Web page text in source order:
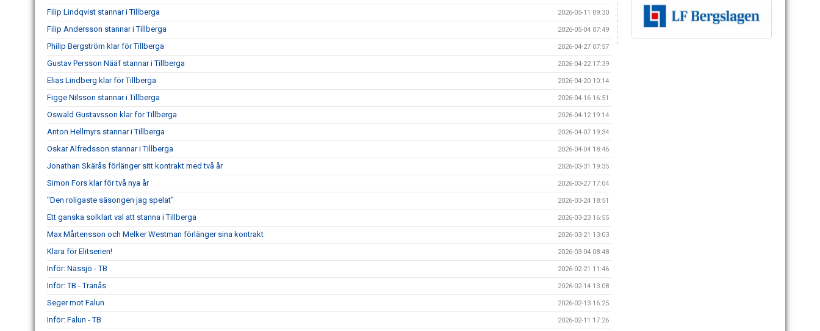
Filip Lindqvist stannar i Tillberga 2026-05-11 09:30
Filip Andersson stannar i Tillberga 2026-05-04 07:49
Philip Bergström klar för Tillberga 2026-04-27 07:57
Gustav Persson Nääf stannar i Tillberga 2026-04-22 17:39
Elias Lindberg klar för Tillberga 2026-04-20 10:14
Figge Nilsson stannar i Tillberga 2026-04-16 16:51
Oswald Gustavsson klar för Tillberga 2026-04-12 19:14
Anton Hellmyrs stannar i Tillberga 2026-04-07 19:34
Oskar Alfredsson stannar i Tillberga 2026-04-04 18:46
Jonathan Skärås förlänger sitt kontrakt med två år 2026-03-31 19:35
Simon Fors klar för två nya år 2026-03-27 17:04
"Den roligaste säsongen jag spelat" 2026-03-24 18:51
Ett ganska solklart val att stanna i Tillberga 2026-03-23 16:55
Max Mårtensson och Melker Westman förlänger sina kontrakt 2026-03-21 13:03
Klara för Elitserien! 2026-03-04 08:48
Inför: Nässjö - TB 2026-02-21 11:46
Inför: TB - Tranås 2026-02-14 13:08
Seger mot Falun 2026-02-13 16:25
Inför: Falun - TB 2026-02-11 17:26